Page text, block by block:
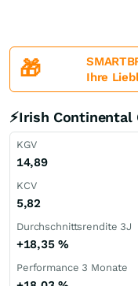
🎁
Ihre
⚡Irish
KGV
14,89
KCV
5,82
Durchschnittsrendite 3J
+18,35 %
Performance 3 Monate